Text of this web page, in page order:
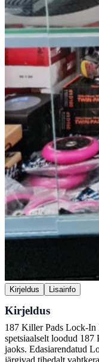
Kirjeldus Lisainfo
Kirjeldus
187 Killer Pads Lock-In
spetsiaalselt loodud
jaoks. Edasiarendatud